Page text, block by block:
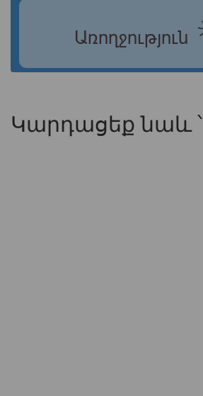
Առողջություն
Կարդացեք նաև ՝